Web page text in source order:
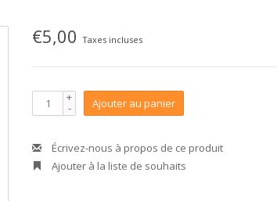
€5,00Taxes incluses
+
- Ajouter au panier
Écrivez-nous à propos de ce produit
Ajouter à la liste de souhaits